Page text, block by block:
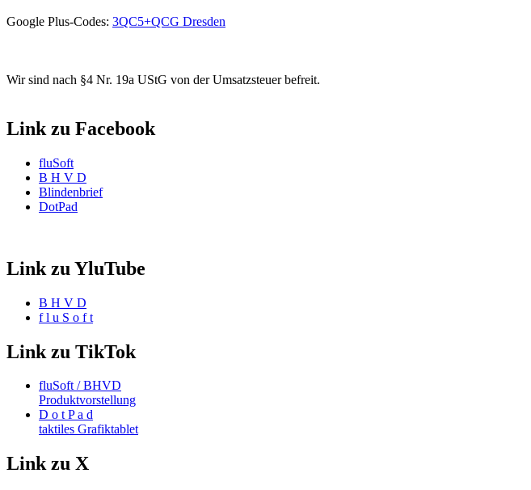
Google Plus-Codes: 3QC5+QCG Dresden
Wir sind nach §4 Nr. 19a UStG von der Umsatzsteuer befreit.
Link zu Facebook
fluSoft
B H V D
Blindenbrief
DotPad
Link zu YluTube
B H V D
f l u S o f t
Link zu TikTok
fluSoft / BHVD
Produktvorstellung
D o t P a d
taktiles Grafiktablet
Link zu X